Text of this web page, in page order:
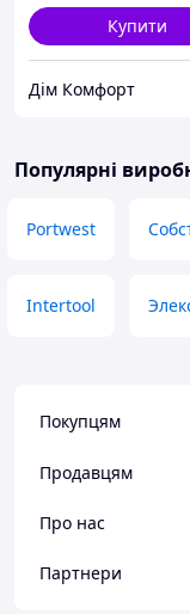
Купити
Дім Комфорт
Популярні
Portwest
Intertool
Покупцям
Продавцям
Про нас
Партнери